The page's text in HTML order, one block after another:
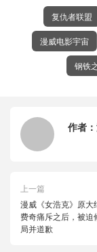
复仇者联盟
漫威电影宇宙
钢铁
作者：
上一篇
漫威《女浩克》原大
费奇痛斥之后，被迫
局并道歉